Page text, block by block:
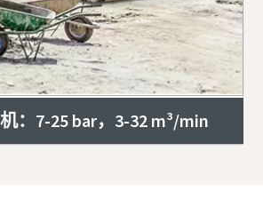
：7-25 bar，3-32 m³/min